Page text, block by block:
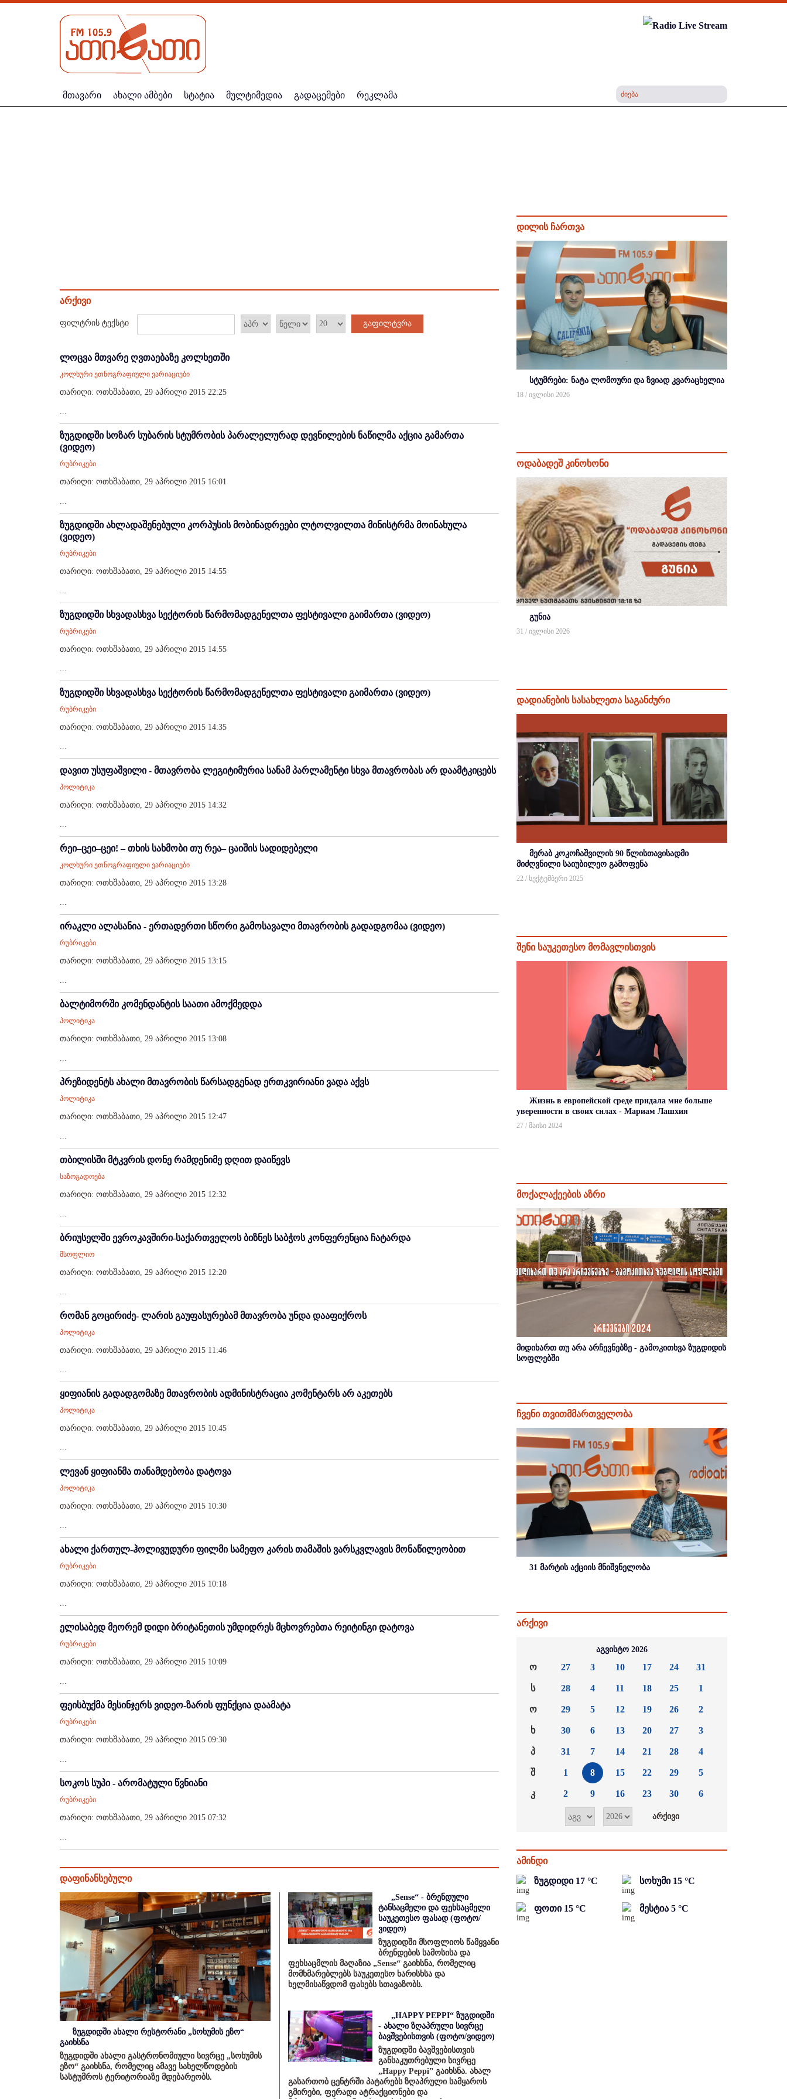
მთავარი ახალი ამბები სტატია მულტიმედია გადაცემები რეკლამა
არქივი
ფილტრის ტექსტი გაფილტვრა
ლოცვა მთვარე ღვთაებაზე კოლხეთში
კოლხური ეთნოგრაფიული ვარიაციები
თარიღი: ოთხშაბათი, 29 აპრილი 2015 22:25
...
ზუგდიდში სოზარ სუბარის სტუმრობის პარალელურად დევნილების ნაწილმა აქცია გამართა
(ვიდეო)
რუბრიკები
თარიღი: ოთხშაბათი, 29 აპრილი 2015 16:01
...
ზუგდიდში ახლადაშენებული კორპუსის მობინადრეები ლტოლვილთა მინისტრმა მოინახულა
(ვიდეო)
რუბრიკები
თარიღი: ოთხშაბათი, 29 აპრილი 2015 14:55
...
ზუგდიდში სხვადასხვა სექტორის წარმომადგენელთა ფესტივალი გაიმართა (ვიდეო)
რუბრიკები
თარიღი: ოთხშაბათი, 29 აპრილი 2015 14:55
...
ზუგდიდში სხვადასხვა სექტორის წარმომადგენელთა ფესტივალი გაიმართა (ვიდეო)
რუბრიკები
თარიღი: ოთხშაბათი, 29 აპრილი 2015 14:35
...
დავით უსუფაშვილი - მთავრობა ლეგიტიმურია სანამ პარლამენტი სხვა მთავრობას არ დაამტკიცებს
პოლიტიკა
თარიღი: ოთხშაბათი, 29 აპრილი 2015 14:32
...
რეი–ცეი–ცეი! – თხის სახმობი თუ რეა– ცაიშის სადიდებელი
კოლხური ეთნოგრაფიული ვარიაციები
თარიღი: ოთხშაბათი, 29 აპრილი 2015 13:28
...
ირაკლი ალასანია - ერთადერთი სწორი გამოსავალი მთავრობის გადადგომაა (ვიდეო)
რუბრიკები
თარიღი: ოთხშაბათი, 29 აპრილი 2015 13:15
...
ბალტიმორში კომენდანტის საათი ამოქმედდა
პოლიტიკა
თარიღი: ოთხშაბათი, 29 აპრილი 2015 13:08
...
პრეზიდენტს ახალი მთავრობის წარსადგენად ერთკვირიანი ვადა აქვს
პოლიტიკა
თარიღი: ოთხშაბათი, 29 აპრილი 2015 12:47
...
თბილისში მტკვრის დონე რამდენიმე დღით დაიწევს
საზოგადოება
თარიღი: ოთხშაბათი, 29 აპრილი 2015 12:32
...
ბრიუსელში ევროკავშირი-საქართველოს ბიზნეს საბჭოს კონფერენცია ჩატარდა
მსოფლიო
თარიღი: ოთხშაბათი, 29 აპრილი 2015 12:20
...
რომან გოცირიძე- ლარის გაუფასურებამ მთავრობა უნდა დააფიქროს
პოლიტიკა
თარიღი: ოთხშაბათი, 29 აპრილი 2015 11:46
...
ყიფიანის გადადგომაზე მთავრობის ადმინისტრაცია კომენტარს არ აკეთებს
პოლიტიკა
თარიღი: ოთხშაბათი, 29 აპრილი 2015 10:45
...
ლევან ყიფიანმა თანამდებობა დატოვა
პოლიტიკა
თარიღი: ოთხშაბათი, 29 აპრილი 2015 10:30
...
ახალი ქართულ-ჰოლივუდური ფილმი სამეფო კარის თამაშის ვარსკვლავის მონაწილეობით
რუბრიკები
თარიღი: ოთხშაბათი, 29 აპრილი 2015 10:18
...
ელისაბედ მეორემ დიდი ბრიტანეთის უმდიდრეს მცხოვრებთა რეიტინგი დატოვა
რუბრიკები
თარიღი: ოთხშაბათი, 29 აპრილი 2015 10:09
...
ფეისბუქმა მესინჯერს ვიდეო-ზარის ფუნქცია დაამატა
რუბრიკები
თარიღი: ოთხშაბათი, 29 აპრილი 2015 09:30
...
სოკოს სუპი - არომატული წვნიანი
რუბრიკები
თარიღი: ოთხშაბათი, 29 აპრილი 2015 07:32
...
დაფინანსებული
ზუგდიდში ახალი რესტორანი „სოხუმის ეზო“
გაიხსნა
ზუგდიდში ახალი გასტრონომიული სივრცე „სოხუმის
ეზო“ გაიხსნა, რომელიც ამავე სახელწოდების
სასტუმროს ტერიტორიაზე მდებარეობს.
„Sense“ - ბრენდული
ტანსაცმელი და ფეხსაცმელი
საუკეთესო ფასად (ფოტო/
ვიდეო)
ზუგდიდში მსოფლიოს წამყვანი
ბრენდების სამოსისა და
ფეხსაცმლის მაღაზია „Sense“ გაიხსნა, რომელიც
მომხმარებლებს საუკეთესო ხარისხსა და
ხელმისაწვდომ ფასებს სთავაზობს.
„HAPPY PEPPI“ ზუგდიდში
- ახალი ზღაპრული სივრცე
ბავშვებისთვის (ფოტო/ვიდეო)
ზუგდიდში ბავშვებისთვის
განსაკუთრებული სივრცე
„Happy Peppi” გაიხსნა. ახალ
გასართობ ცენტრში პატარებს ზღაპრული სამყაროს
გმირები, ფერადი ატრაქციონები და
დილის ჩართვა
სტუმრები: ნატა ლომოური და ზვიად კვარაცხელია
18 / ივლისი 2026
ოდაბადეშ კინოხონი
გუნია
31 / ივლისი 2026
დადიანების სასახლეთა საგანძური
მერაბ კოკოჩაშვილის 90 წლისთავისადმი
მიძღვნილი საიუბილეო გამოფენა
22 / სექტემბერი 2025
შენი საუკეთესო მომავლისთვის
Жизнь в европейской среде придала мне больше
уверенности в своих силах - Мариам Лашхия
27 / მაისი 2024
მოქალაქეების აზრი
მიდიხართ თუ არა არჩევნებზე - გამოკითხვა ზუგდიდის
სოფლებში
ჩვენი თვითმმართველობა
31 მარტის აქციის მნიშვნელობა
არქივი
აგვისტო 2026
ო
ს
ო
ხ
პ
შ
კ
27
28
29
30
31
1
2
3
4
5
6
7
8
9
10
11
12
13
14
15
16
17
18
19
20
21
22
23
24
25
26
27
28
29
30
31
1
2
3
4
5
6
ამინდი
ზუგდიდი 17 °C სოხუმი 15 °C
ფოთი 15 °C მესტია 5 °C